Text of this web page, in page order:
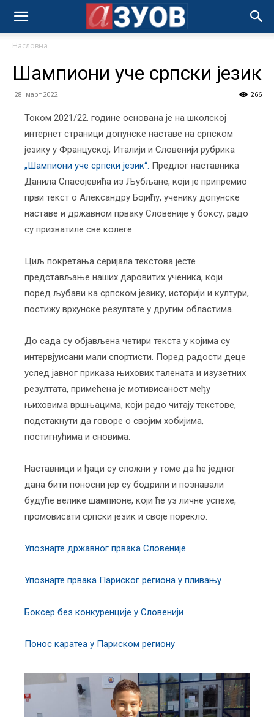
Насловна
Шампиони уче српски језик
28. март 2022. 266
Током 2021/22. године основана је на школској
интернет страници допунске наставе на српском
језику у Француској, Италији и Словенији рубрика
„Шампиони уче српски језик“. Предлог наставника
Данила Спасојевића из Љубљане, који је припремио
први текст о Александру Бојићу, ученику допунске
наставе и државном прваку Словеније у боксу, радо
су прихватиле све колеге.
Циљ покретања серијала текстова јесте
представљање наших даровитих ученика, који
поред љубави ка српском језику, историји и култури,
постижу врхунске резултате у другим областима.
До сада су објављена четири текста у којима су
интервјуисани мали спортисти. Поред радости деце
услед јавног приказа њихових талената и изузетних
резултата, примећена је мотивисаност међу
њиховима вршњацима, који радо читају текстове,
подстакнути да говоре о својим хобијима,
постигнућима и сновима.
Наставници и ђаци су сложни у томе да ће једног
дана бити поносни јер су бодрили и познавали
будуће велике шампионе, који ће уз личне успехе,
промовисати српски језик и своје порекло.
Упознајте државног првака Словеније
Упознајте првака Париског региона у пливању
Боксер без конкуренције у Словенији
Понос каратеа у Париском региону